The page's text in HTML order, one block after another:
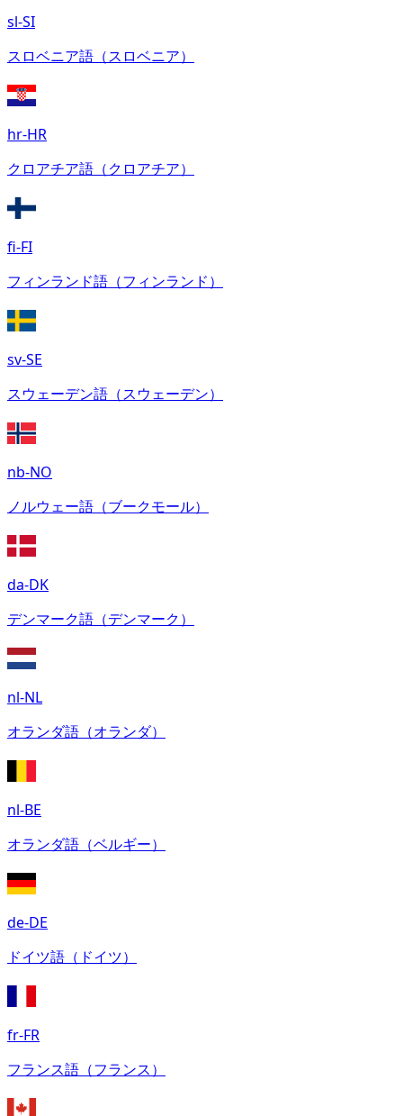
sl-SI
スロベニア語（スロベニア）
hr-HR
クロアチア語（クロアチア）
fi-FI
フィンランド語（フィンランド）
sv-SE
スウェーデン語（スウェーデン）
nb-NO
ノルウェー語（ブークモール）
da-DK
デンマーク語（デンマーク）
nl-NL
オランダ語（オランダ）
nl-BE
オランダ語（ベルギー）
de-DE
ドイツ語（ドイツ）
fr-FR
フランス語（フランス）